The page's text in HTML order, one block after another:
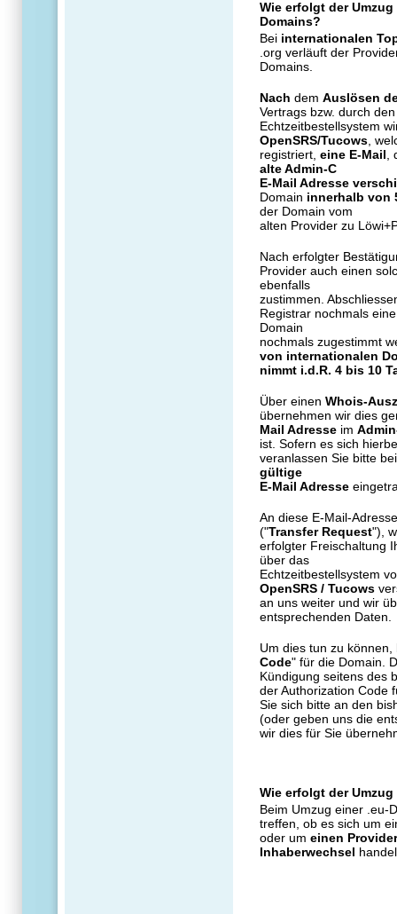
Wie erfolgt der
Domains?
Bei internationalen
.org verläuft der
Domains.
Nach dem Auslösen
Vertrags bzw. durch
Echtzeitbestellsystem
OpenSRS/Tucows ,
registriert, eine E-Mail
alte Admin-C
E-Mail Adresse
Domain innerhalb von
der Domain vom
alten Provider zu
Nach erfolgter
Provider auch einen
ebenfalls
zustimmen.
Registrar nochmals
Domain
nochmals zugestimmt
von internationalen
nimmt i.d.R. 4 bis 10
Über einen Whois-
übernehmen wir dies
Mail Adresse im
ist. Sofern es sich
veranlassen Sie bitte
gültige
E-Mail Adresse
An diese E-Mail-
("Transfer Request"),
erfolgter Freischaltung
über das
Echtzeitbestellsystem
OpenSRS / Tucows
an uns weiter und wir
entsprechenden Daten.
Um dies tun zu
Code" für die Domain.
Kündigung seitens des
der Authorization Code
Sie sich bitte an den
(oder geben uns die
wir dies für Sie
Wie erfolgt der
Beim Umzug einer .eu-
treffen, ob es sich um
oder um einen
Inhaberwechsel